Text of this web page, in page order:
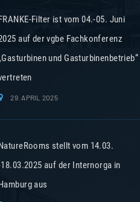
Filter ist vom 04.-05. Juni
auf der vgbe Fachkonferenz
und Gasturbinenbetrieb“
29. APRIL 2025
NatureRooms stellt vom 14.03.
auf der Internorga in
Hamburg aus